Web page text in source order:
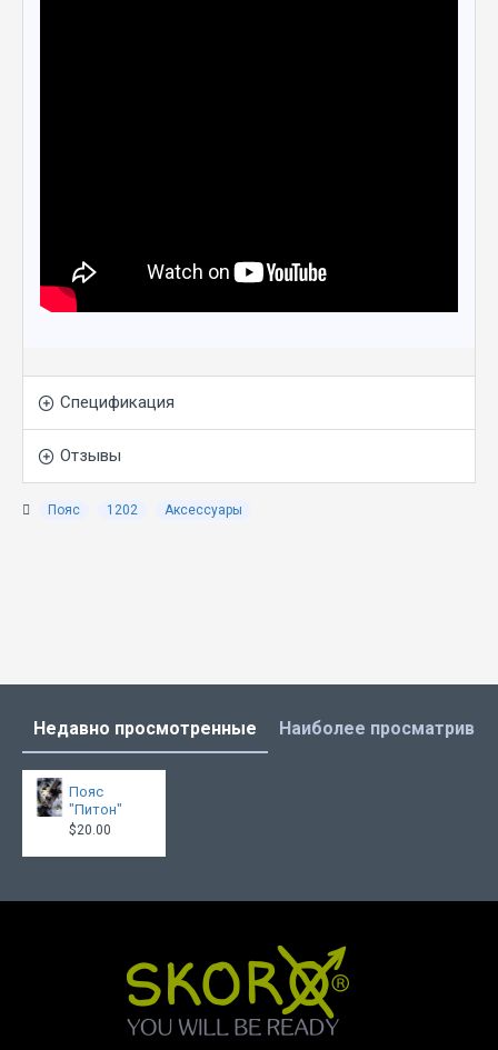
Спецификация
Отзывы
Пояс 1202 Аксессуары
Недавно просмотренные Наиболее
Пояс
"Питон"
$20.00